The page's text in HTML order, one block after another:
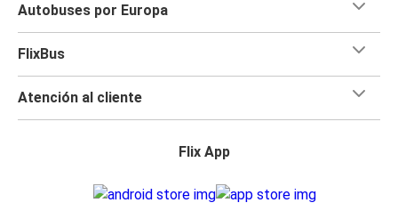
Autobuses por Europa
FlixBus
Atención al cliente
Flix App